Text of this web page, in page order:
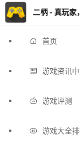
二柄 - 真玩家
首页
游戏资讯
游戏评测
游戏大全